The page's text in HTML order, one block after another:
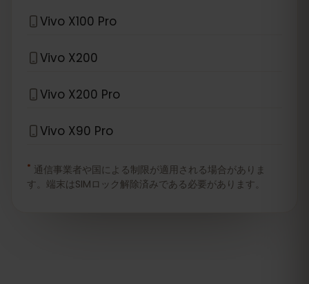
Vivo X100 Pro
Vivo X200
Vivo X200 Pro
Vivo X90 Pro
* 通信事業者や国による制限が適用される場合がありま
す。端末はSIMロック解除済みである必要があります。